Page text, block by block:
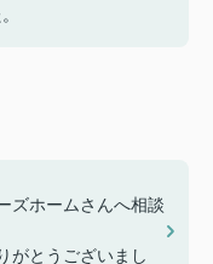
ズホームさんへ相談
がとうございまし